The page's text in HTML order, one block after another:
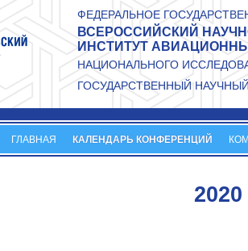
ФЕДЕРАЛЬНОЕ
ВСЕРОССИЙСКИЙ
ИНСТИТУТ
НАЦИОНАЛЬНОГО
ГОСУДАРСТВЕННЫЙ
ГЛАВНАЯ КАЛЕНДАРЬ КОНФЕРЕНЦИЙ
2020